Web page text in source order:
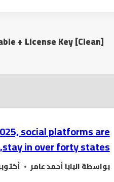
+ License Key [Clean]
social platforms are
stay in over forty states,
بواسطةالبابا أحمد عامر أكتوبر 1,